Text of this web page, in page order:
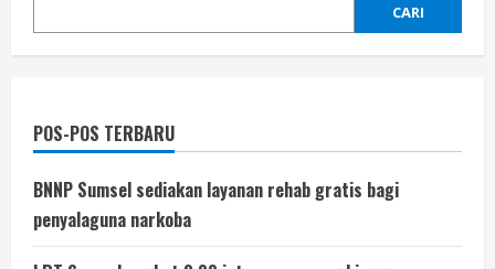
CARI
POS-POS TERBARU
BNNP Sumsel sediakan layanan rehab gratis bagi
penyalaguna narkoba